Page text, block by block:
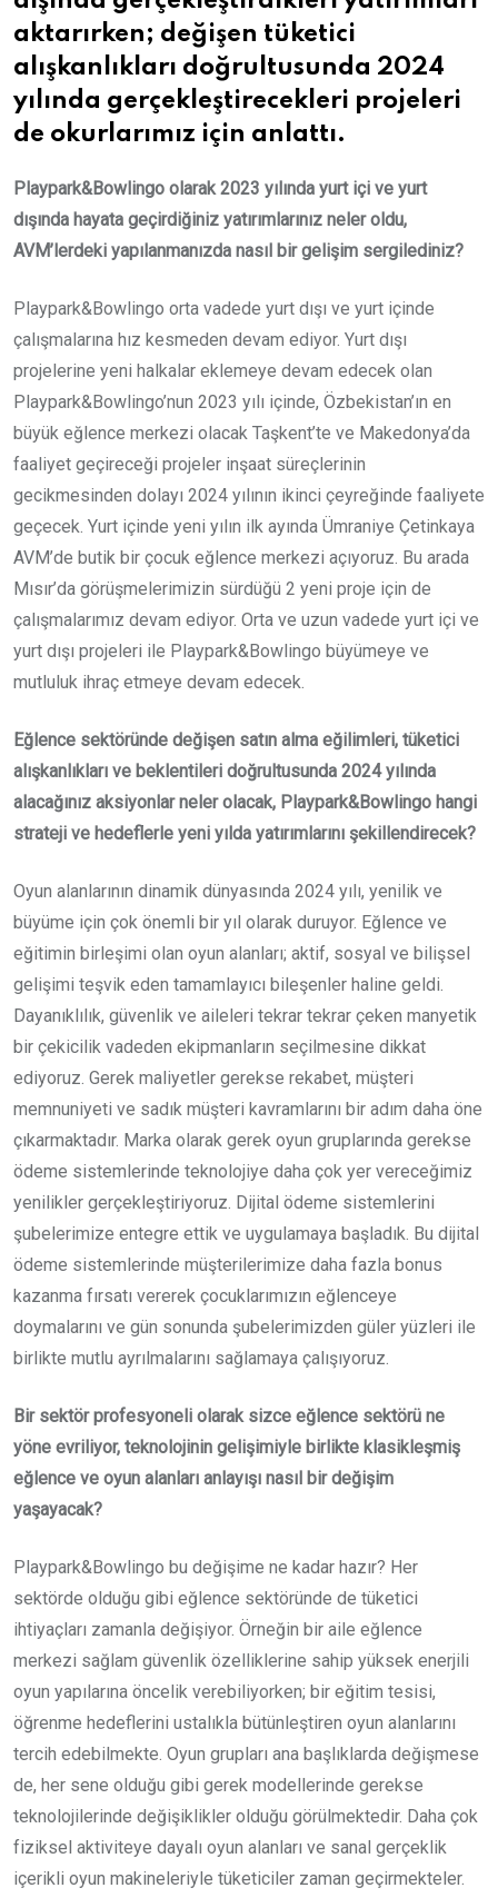
aktarırken; değişen tüketici
alışkanlıkları doğrultusunda 2024
yılında gerçekleştirecekleri projeleri
de okurlarımız için anlattı.
Playpark&Bowlingo olarak 2023 yılında yurt içi ve yurt
dışında hayata geçirdiğiniz yatırımlarınız neler oldu,
AVM’lerdeki yapılanmanızda nasıl bir gelişim sergilediniz?
Playpark&Bowlingo orta vadede yurt dışı ve yurt içinde
çalışmalarına hız kesmeden devam ediyor. Yurt dışı
projelerine yeni halkalar eklemeye devam edecek olan
Playpark&Bowlingo’nun 2023 yılı içinde, Özbekistan’ın en
büyük eğlence merkezi olacak Taşkent’te ve Makedonya’da
faaliyet geçireceği projeler inşaat süreçlerinin
gecikmesinden dolayı 2024 yılının ikinci çeyreğinde faaliyete
geçecek. Yurt içinde yeni yılın ilk ayında Ümraniye Çetinkaya
AVM’de butik bir çocuk eğlence merkezi açıyoruz. Bu arada
Mısır’da görüşmelerimizin sürdüğü 2 yeni proje için de
çalışmalarımız devam ediyor. Orta ve uzun vadede yurt içi ve
yurt dışı projeleri ile Playpark&Bowlingo büyümeye ve
mutluluk ihraç etmeye devam edecek.
Eğlence sektöründe değişen satın alma eğilimleri, tüketici
alışkanlıkları ve beklentileri doğrultusunda 2024 yılında
alacağınız aksiyonlar neler olacak, Playpark&Bowlingo hangi
strateji ve hedeflerle yeni yılda yatırımlarını şekillendirecek?
Oyun alanlarının dinamik dünyasında 2024 yılı, yenilik ve
büyüme için çok önemli bir yıl olarak duruyor. Eğlence ve
eğitimin birleşimi olan oyun alanları; aktif, sosyal ve bilişsel
gelişimi teşvik eden tamamlayıcı bileşenler haline geldi.
Dayanıklılık, güvenlik ve aileleri tekrar tekrar çeken manyetik
bir çekicilik vadeden ekipmanların seçilmesine dikkat
ediyoruz. Gerek maliyetler gerekse rekabet, müşteri
memnuniyeti ve sadık müşteri kavramlarını bir adım daha öne
çıkarmaktadır. Marka olarak gerek oyun gruplarında gerekse
ödeme sistemlerinde teknolojiye daha çok yer vereceğimiz
yenilikler gerçekleştiriyoruz. Dijital ödeme sistemlerini
şubelerimize entegre ettik ve uygulamaya başladık. Bu dijital
ödeme sistemlerinde müşterilerimize daha fazla bonus
kazanma fırsatı vererek çocuklarımızın eğlenceye
doymalarını ve gün sonunda şubelerimizden güler yüzleri ile
birlikte mutlu ayrılmalarını sağlamaya çalışıyoruz.
Bir sektör profesyoneli olarak sizce eğlence sektörü ne
yöne evriliyor, teknolojinin gelişimiyle birlikte klasikleşmiş
eğlence ve oyun alanları anlayışı nasıl bir değişim
yaşayacak?
Playpark&Bowlingo bu değişime ne kadar hazır? Her
sektörde olduğu gibi eğlence sektöründe de tüketici
ihtiyaçları zamanla değişiyor. Örneğin bir aile eğlence
merkezi sağlam güvenlik özelliklerine sahip yüksek enerjili
oyun yapılarına öncelik verebiliyorken; bir eğitim tesisi,
öğrenme hedeflerini ustalıkla bütünleştiren oyun alanlarını
tercih edebilmekte. Oyun grupları ana başlıklarda değişmese
de, her sene olduğu gibi gerek modellerinde gerekse
teknolojilerinde değişiklikler olduğu görülmektedir. Daha çok
fiziksel aktiviteye dayalı oyun alanları ve sanal gerçeklik
içerikli oyun makineleriyle tüketiciler zaman geçirmekteler.